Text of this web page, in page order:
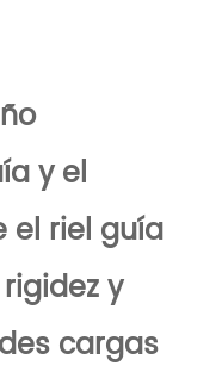
y el
el riel guía
y
cargas